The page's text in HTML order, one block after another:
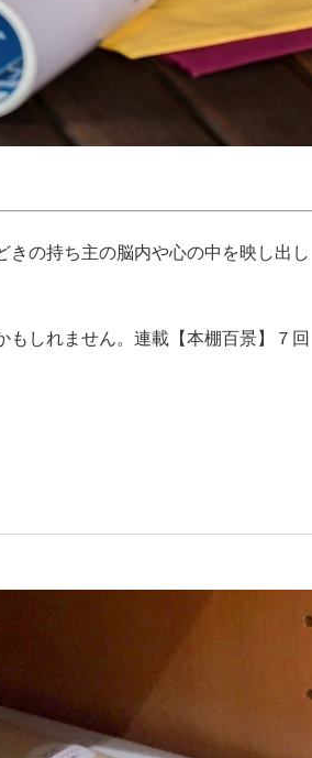
の持ち主の脳内や心の中を映し出し
しれません。連載【本棚百景】７回